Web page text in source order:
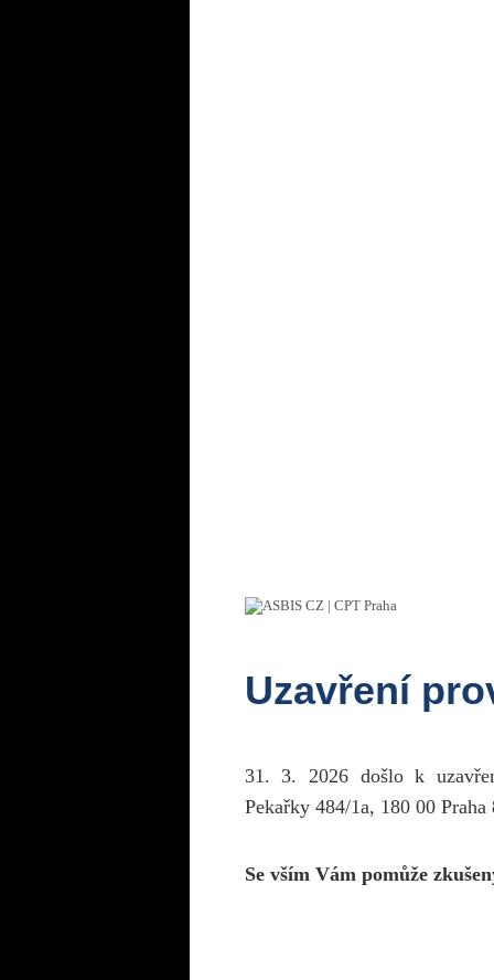
Uzavření
31. 3. 2026 došlo k
Pekařky 484/1a, 180 00 Praha
Se vším Vám pomůže